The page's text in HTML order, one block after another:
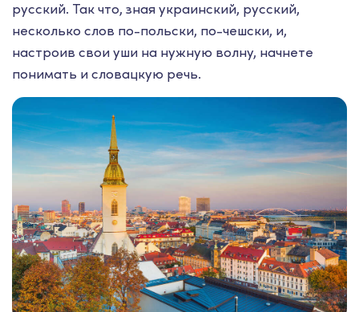
русский. Так что, зная украинский, русский,
несколько слов по-польски, по-чешски, и,
настроив свои уши на нужную волну, начнете
понимать и словацкую речь.